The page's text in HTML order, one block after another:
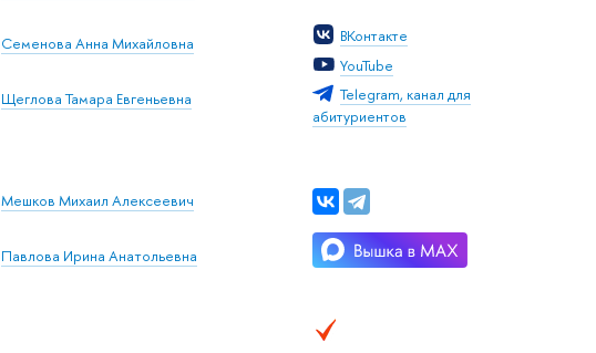
ВКонтакте
YouTube
Telegram, канал для
абитуриентов
Семенова Анна Михайловна
Щеглова Тамара Евгеньевна
Мешков Михаил Алексеевич
Павлова Ирина Анатольевна